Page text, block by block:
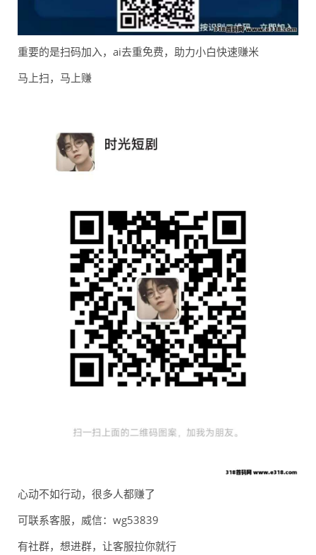
重要的是扫码加入，ai去重免费，助力小白快速赚米
马上扫，马上赚
心动不如行动，很多人都赚了
可联系客服，威信：wg53839
有社群，想进群，让客服拉你就行